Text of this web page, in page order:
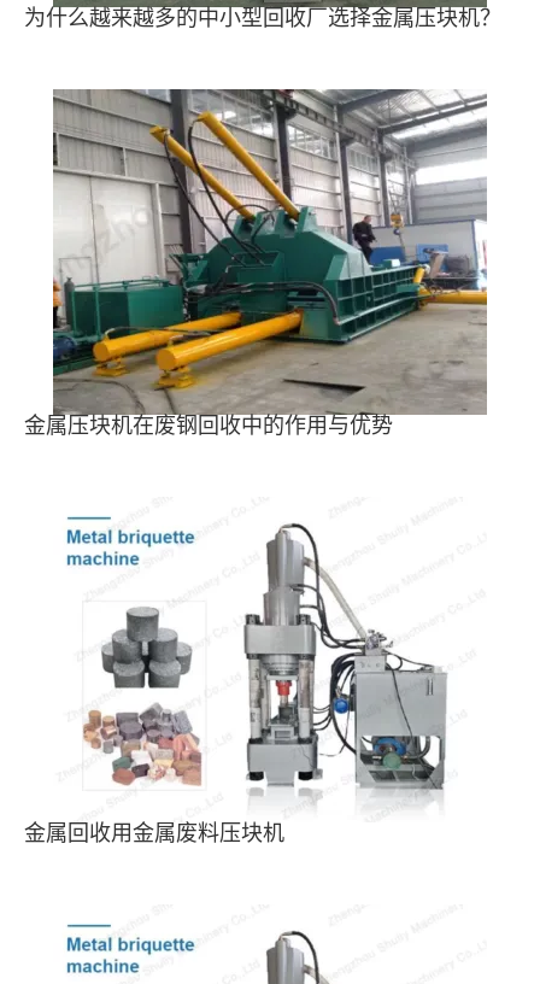
为什么越来越多的中小型回收厂选择金属压块机？
金属压块机在废钢回收中的作用与优势
金属回收用金属废料压块机